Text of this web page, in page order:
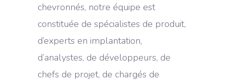
chevronnés, notre équipe est
constituée de spécialistes de produit,
d’experts en implantation,
d’analystes, de développeurs, de
chefs de projet, de chargés de